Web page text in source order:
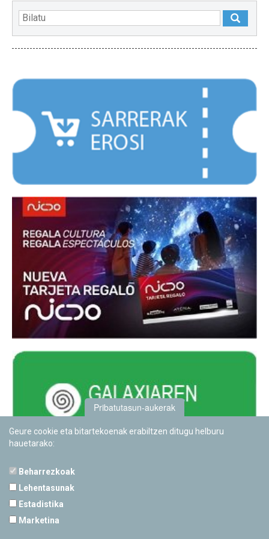
Pribatutasun-aukerak
Geure cookie eta bitartekoenak erabiltzen ditugu helburu
hauetarako:
Beharrezkoak
Lehentasunak
Estadistika
Marketina